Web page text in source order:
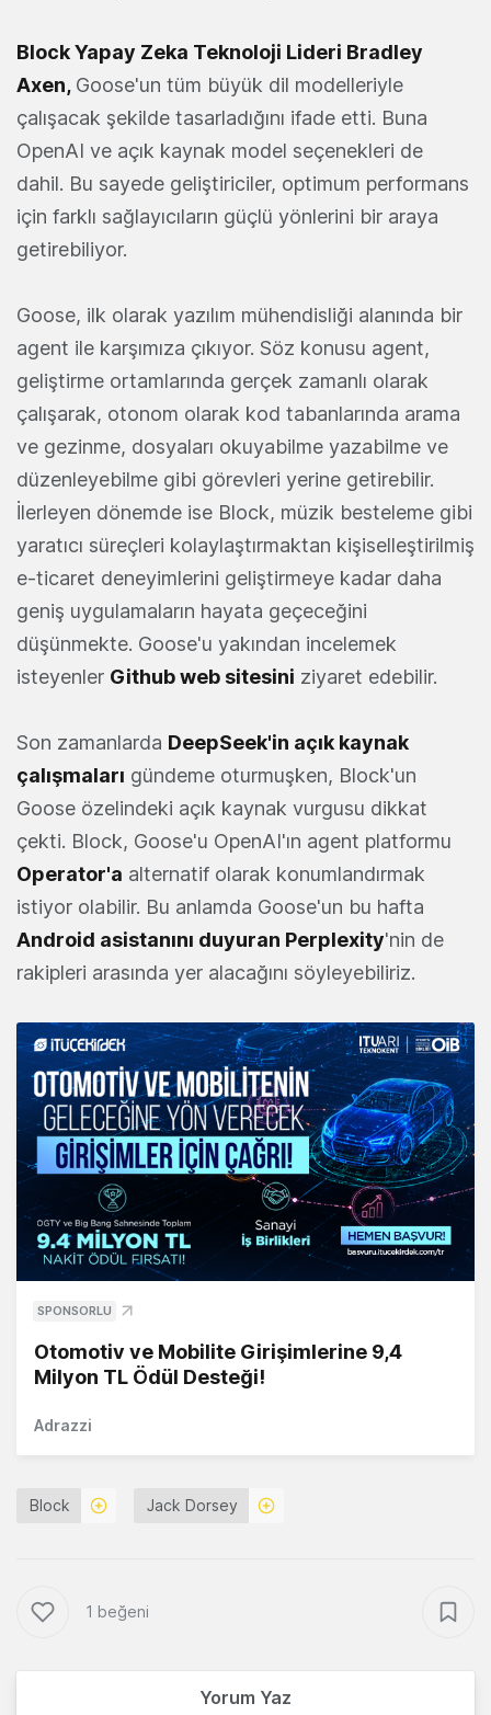
Block Yapay Zeka Teknoloji Lideri Bradley
Axen, Goose'un tüm büyük dil modelleriyle
çalışacak şekilde tasarladığını ifade etti. Buna
OpenAI ve açık kaynak model seçenekleri de
dahil. Bu sayede geliştiriciler, optimum performans
için farklı sağlayıcıların güçlü yönlerini bir araya
getirebiliyor.
Goose, ilk olarak yazılım mühendisliği alanında bir
agent ile karşımıza çıkıyor. Söz konusu agent,
geliştirme ortamlarında gerçek zamanlı olarak
çalışarak, otonom olarak kod tabanlarında arama
ve gezinme, dosyaları okuyabilme yazabilme ve
düzenleyebilme gibi görevleri yerine getirebilir.
İlerleyen dönemde ise Block, müzik besteleme gibi
yaratıcı süreçleri kolaylaştırmaktan kişiselleştirilmiş
e-ticaret deneyimlerini geliştirmeye kadar daha
geniş uygulamaların hayata geçeceğini
düşünmekte. Goose'u yakından incelemek
isteyenler Github web sitesini ziyaret edebilir.
Son zamanlarda DeepSeek'in açık kaynak
çalışmaları gündeme oturmuşken, Block'un
Goose özelindeki açık kaynak vurgusu dikkat
çekti. Block, Goose'u OpenAI'ın agent platformu
Operator'a alternatif olarak konumlandırmak
istiyor olabilir. Bu anlamda Goose'un bu hafta
Android asistanını duyuran Perplexity'nin de
rakipleri arasında yer alacağını söyleyebiliriz.
SPONSORLU
Otomotiv ve Mobilite Girişimlerine 9,4
Milyon TL Ödül Desteği!
Adrazzi
Block Jack Dorsey
1 beğeni
Yorum Yaz